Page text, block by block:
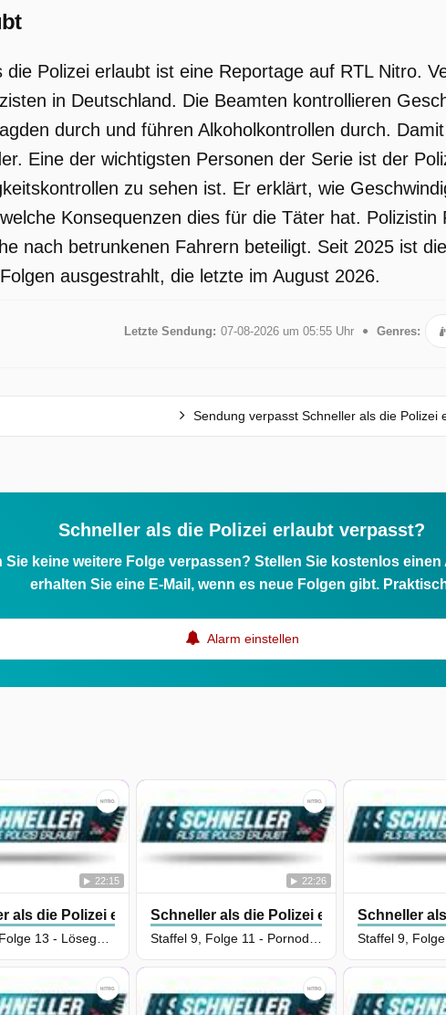
die Polizei erlaubt ist eine Reportage auf RTL Nitro.
in Deutschland. Die Beamten kontrollieren
durch und führen Alkoholkontrollen durch.
Eine der wichtigsten Personen der Serie ist der
zu sehen ist. Er erklärt, wie
Konsequenzen dies für die Täter hat.
nach betrunkenen Fahrern beteiligt. Seit 2025 ist
ausgestrahlt, die letzte im August 2026.
Letzte Sendung: 07-08-2026 um 05:55 Uhr Genres:
Sendung verpasst Schneller als die Polizei
Schneller als die Polizei erlaubt verpasst?
Sie keine weitere Folge verpassen? Stellen Sie kostenlos einen
erhalten Sie eine E-Mail, wenn es neue Folgen gibt.
Alarm einstellen
22:15
als die Polizei erlaubt
22:26
Schneller als die Polizei erlaubtSchneller